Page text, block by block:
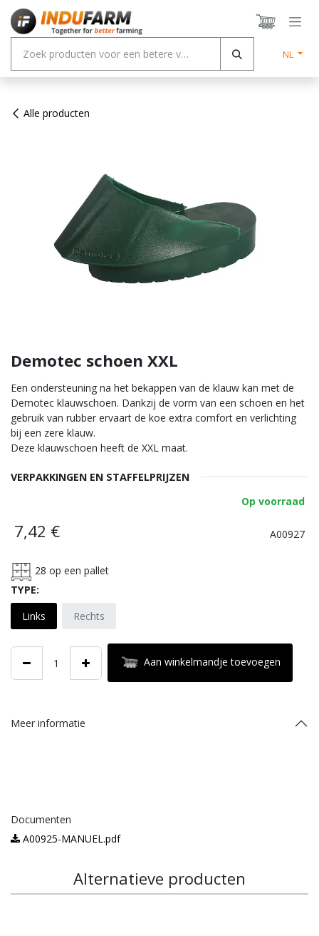
Overslaan naar inhoud
NL
Alle producten
Demotec schoen XXL
Een ondersteuning na het bekappen van de klauw kan met de
Demotec klauwschoen. Dankzij de vorm van een schoen en het
gebruik van rubber ervaart de koe extra comfort en verlichting
bij een zere klauw.
Deze klauwschoen heeft de XXL maat.
VERPAKKINGEN EN STAFFELPRIJZEN
Op voorraad
7,42 € A00927
28 op een pallet
TYPE:
Links
Rechts
Aan winkelmandje toevoegen
Meer informatie
Documenten
A00925-MANUEL.pdf
Alternatieve producten